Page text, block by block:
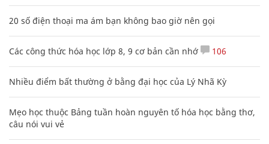
20 số điện thoại ma ám bạn không bao giờ nên gọi
Các công thức hóa học lớp 8, 9 cơ bản cần nhớ 106
Nhiều điểm bất thường ở bằng đại học của Lý Nhã Kỳ
Mẹo học thuộc Bảng tuần hoàn nguyên tố hóa học bằng thơ,
câu nói vui vẻ